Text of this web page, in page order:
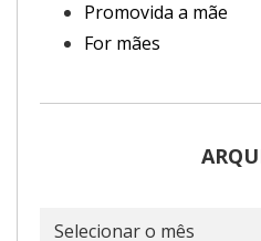
Promovida a mãe
For mães
Arquivo